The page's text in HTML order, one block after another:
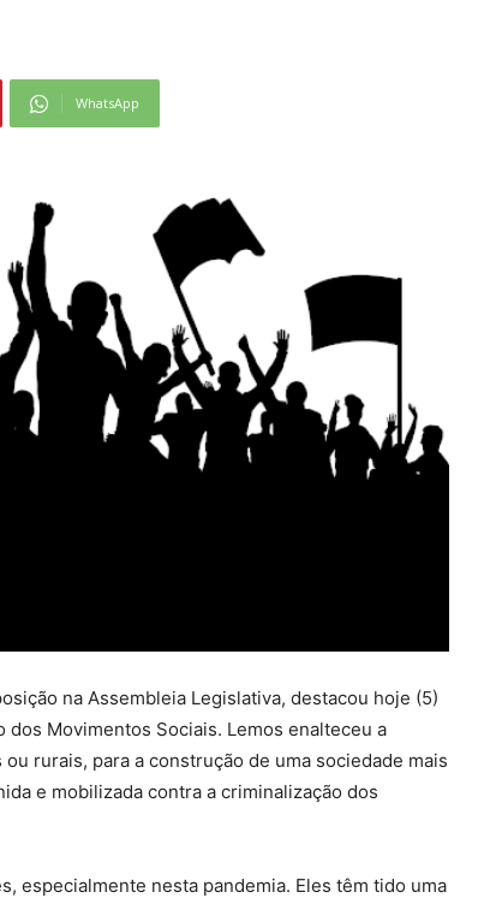
WhatsApp
na Assembleia Legislativa, destacou hoje (5)
dos Movimentos Sociais. Lemos enalteceu a
rurais, para a construção de uma sociedade mais
e mobilizada contra a criminalização dos
especialmente nesta pandemia. Eles têm tido uma